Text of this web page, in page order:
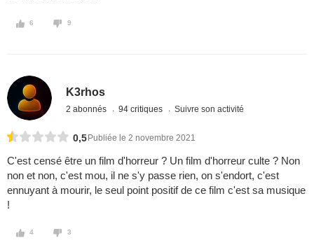
6 9
K3rhos
2 abonnés 94 critiques Suivre son activité
0,5 Publiée le 2 novembre 2021
C'est censé être un film d'horreur ? Un film d'horreur culte ? Non
non et non, c'est mou, il ne s'y passe rien, on s'endort, c'est
ennuyant à mourir, le seul point positif de ce film c'est sa musique
!
4 3